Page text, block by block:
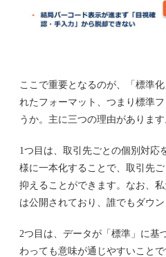
ここで重要となるのが、「標準
れたフォーマット、つまり標準
うか。主に三つの理由があります
1つ目は、取引先ごとの個別対応
様に一本化することで、取引先
抑えることができます。なお、
は公開されており、誰でもダウン
2つ目は、データが「標準」に基
わっても意味が通じやすいこと